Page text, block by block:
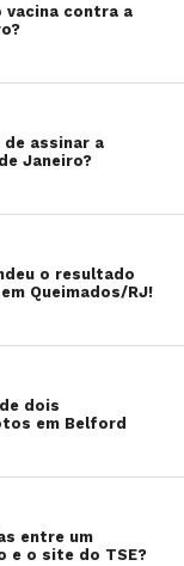
vacina contra a
assinar a
Janeiro?
o resultado
Queimados/RJ!
dois
em Belford
entre um
e o site do TSE?